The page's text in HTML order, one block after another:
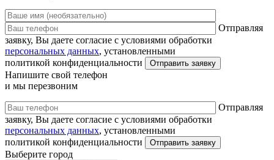
Отправляя
заявку, Вы даете согласие с условиями обработки
персональных данных, установленными
политикой конфиденциальности
Напишите свой телефон
и мы перезвоним
Отправляя
заявку, Вы даете согласие с условиями обработки
персональных данных, установленными
политикой конфиденциальности
Выберите город